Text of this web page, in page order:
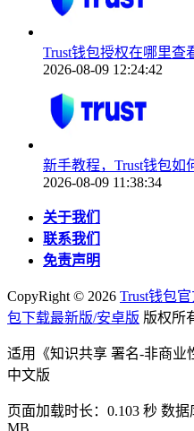
Trust钱包授权在哪里查
2026-08-09 12:24:42
新手教程，Trust钱包如
2026-08-09 11:38:34
关于我们
联系我们
免责声明
CopyRight © 2026 Trust钱包
包下载最新版/安卓版 版权所
适用《知识共享 署名-非商业
中文版
页面加载时长：0.103 秒 数
MB